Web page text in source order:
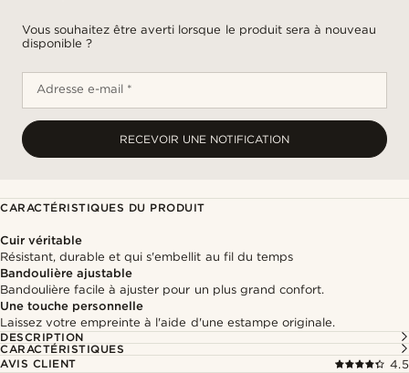
Vous souhaitez être averti lorsque le produit sera à nouveau
disponible ?
Adresse e-mail *
RECEVOIR UNE NOTIFICATION
CARACTÉRISTIQUES DU PRODUIT
Cuir véritable
Résistant, durable et qui s'embellit au fil du temps
Bandoulière ajustable
Bandoulière facile à ajuster pour un plus grand confort.
Une touche personnelle
Laissez votre empreinte à l'aide d'une estampe originale.
DESCRIPTION
CARACTÉRISTIQUES
AVIS CLIENT
4.5